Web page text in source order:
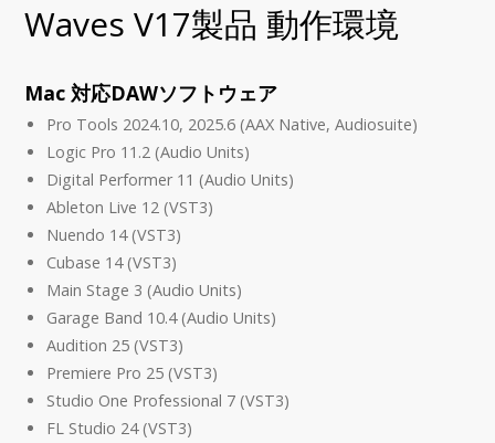
Waves V17製品 動作環境
Mac 対応DAWソフトウェア
Pro Tools 2024.10, 2025.6 (AAX Native, Audiosuite)
Logic Pro 11.2 (Audio Units)
Digital Performer 11 (Audio Units)
Ableton Live 12 (VST3)
Nuendo 14 (VST3)
Cubase 14 (VST3)
Main Stage 3 (Audio Units)
Garage Band 10.4 (Audio Units)
Audition 25 (VST3)
Premiere Pro 25 (VST3)
Studio One Professional 7 (VST3)
FL Studio 24 (VST3)